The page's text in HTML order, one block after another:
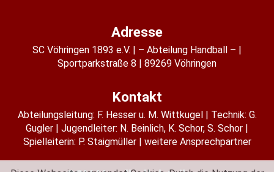
Adresse
SC Vöhringen 1893 e.V.
– Abteilung Handball –
Sportparkstraße 8
89269 Vöhringen
Kontakt
Abteilungsleitung: F. Hesser u. M. Wittkugel
Technik: G.
Gugler
Jugendleiter: N. Beinlich, K. Schor, S. Schor
Spielleiterin: P. Staigmüller weitere Ansprechpartner